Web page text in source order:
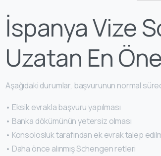
İspanya Vize
Uzatan En
Aşağıdaki durumlar, başvurunun normal
• Eksik evrakla başvuru yapılması
• Banka dökümünün yetersiz olması
• Konsolosluk tarafından ek evrak talep
• Daha önce alınmış Schengen retleri